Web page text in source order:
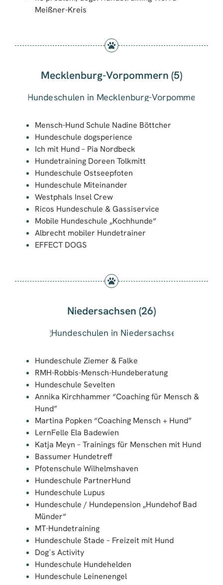
Meißner-Kreis
Mecklenburg-Vorpommern (5)
Mensch-Hund Schule Nadine Böttcher
Hundeschule dogsperience
Ich mit Hund – Pia Nordbeck
Hundetraining Doreen Tolkmitt
Hundeschule Ostseepfoten
Hundeschule Miteinander
Westphals Insel Crew
Ricos Hundeschule & Gassiservice
Mobile Hundeschule „Kochhunde“
Albrecht mobiler Hundetrainer
EFFECT DOGS
Niedersachsen (26)
Hundeschule Ziemer & Falke
RMH-Robbis-Mensch-Hundeberatung
Hundeschule Sevelten
Annika Kirchhammer “Coaching für Mensch &
Hund”
Martina Popken “Coaching Mensch + Hund”
LernFelle Ela Badewien
Katja Meyn – Trainings für Menschen mit Hund
Bassumer Hundetreff
Pfotenschule Wilhelmshaven
Hundeschule PartnerHund
Hundeschule Lupus
Hundeschule / Hundepension „Hundehof Bad
Münder“
MT-Hundetraining
Hundeschule Stade – Freizeit mit Hund
Dog´s Activity
Hundeschule Hundehelden
Hundeschule Leinenengel